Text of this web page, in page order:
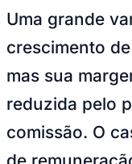
crescimento
mas sua
reduzida pelo
comissão. O
de